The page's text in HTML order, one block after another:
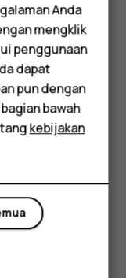
Anda
mengklik
penggunaan
dapat
pun dengan
bawah
kebijakan